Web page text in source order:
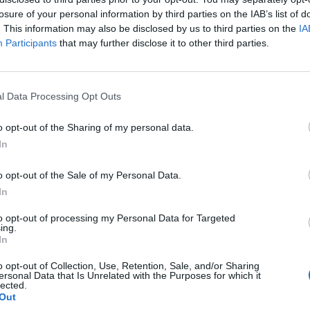
of your personal information by third parties on the IAB’s list of
This information may also be disclosed by us to third parties on the
Participants that may further disclose it to other third parties.
Data Processing Opt Outs
opt-out of the Sharing of my personal data.
opt-out of the Sale of my Personal Data.
opt-out of processing my Personal Data for Targeted
opt-out of Collection, Use, Retention, Sale, and/or Sharing
Data that Is Unrelated with the Purposes for which it
život a chránit tak přírodní zdroje. Možnost podpořit
fond rozšiřuje jejich přínos o další rozměr," řekla
Team). Reuse centra jsou ve 13 městských částech
cihelny
2124
18/41
791/89
444/1